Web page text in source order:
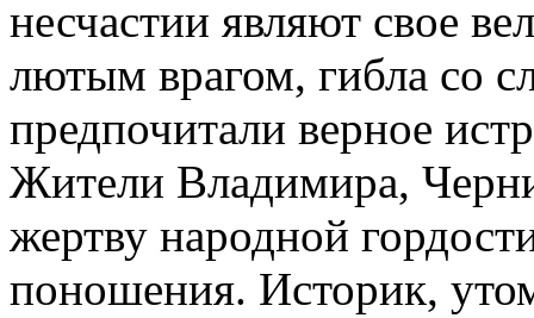
несчастии являют свое
лютым врагом, гибла со
предпочитали верное
Жители Владимира,
жертву народной
поношения. Историк,